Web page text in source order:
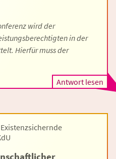
wird der
in der
Hierfür muss der
Antwort lesen